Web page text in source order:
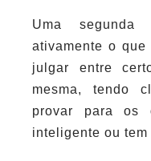
Uma
ativamente o
julgar entre
mesma, tendo
provar para os
inteligente ou